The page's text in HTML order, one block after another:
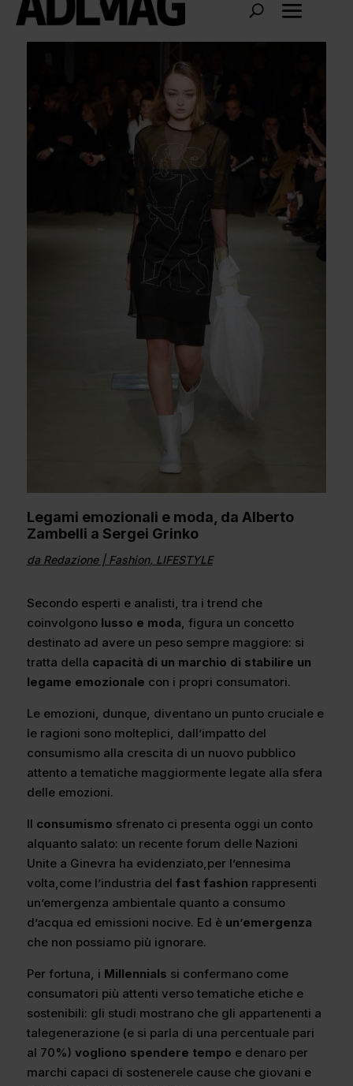
Legami emozionali e moda, da Alberto
Zambelli a Sergei Grinko
da Redazione| Fashion, LIFESTYLE
Secondo esperti e analisti, tra i trend che
coinvolgono lusso e moda, figura un concetto
destinato ad avere un peso sempre maggiore: si
tratta della capacità di un marchio di stabilire un
legame emozionale con i propri consumatori.
Le emozioni, dunque, diventano un punto cruciale e
le ragioni sono molteplici, dall’impatto del
consumismo alla crescita di un nuovo pubblico
attento a tematiche maggiormente legate alla sfera
delle emozioni.
Il consumismo sfrenato ci presenta oggi un conto
alquanto salato: un recente forum delle Nazioni
Unite a Ginevra ha evidenziato,per l’ennesima
volta,come l’industria del fast fashion rappresenti
un’emergenza ambientale quanto a consumo
d’acqua ed emissioni nocive. Ed è un’emergenza
che non possiamo più ignorare.
Per fortuna, i Millennials si confermano come
consumatori più attenti verso tematiche etiche e
sostenibili: gli studi mostrano che gli appartenenti a
talegenerazione (e si parla di una percentuale pari
al 70%) vogliono spendere tempo e denaro per
marchi capaci di sostenerele cause che giovani e